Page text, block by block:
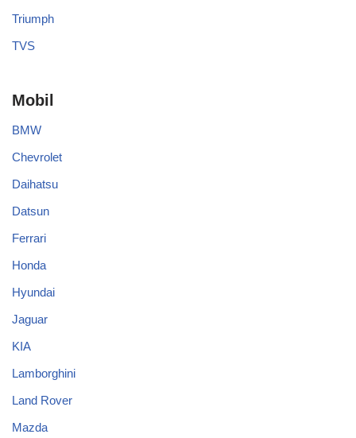
Triumph
TVS
Mobil
BMW
Chevrolet
Daihatsu
Datsun
Ferrari
Honda
Hyundai
Jaguar
KIA
Lamborghini
Land Rover
Mazda